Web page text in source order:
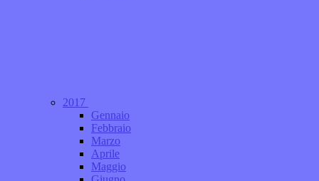
2017
Gennaio
Febbraio
Marzo
Aprile
Maggio